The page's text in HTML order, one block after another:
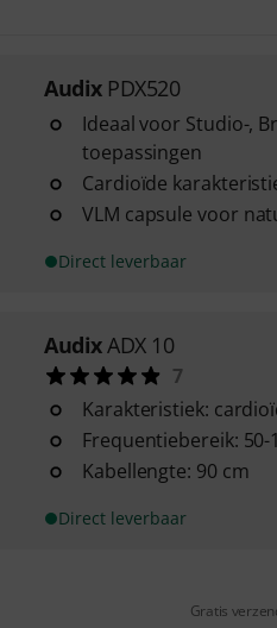
Audix PDX520
Ideaal voor Studio-,
toepassingen
Cardioïde
VLM capsule voor
Direct leverbaar
AudixADX 10
7
Karakteristiek:
Frequentiebereik: 50-
Kabellengte: 90 cm
Direct leverbaar
Gratis